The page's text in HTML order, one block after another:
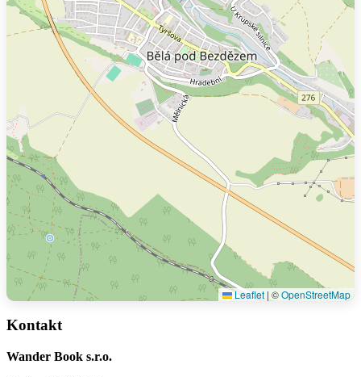
Leaflet | ©OpenStreetMap
Kontakt
Wander Book s.r.o.